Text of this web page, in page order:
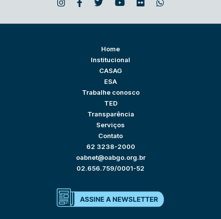
Home
Institucional
CASAG
ESA
Trabalhe conosco
TED
Transparência
Serviços
Contato
62 3238-2000
oabnet@oabgo.org.br
02.656.759/0001-52